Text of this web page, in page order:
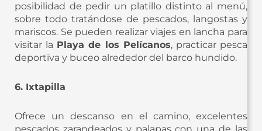
posibilidad de pedir un platillo distinto al menú,
sobre todo tratándose de pescados, langostas y
mariscos. Se pueden realizar viajes en lancha para
visitar la Playa de los Pelícanos, practicar pesca
deportiva y buceo alrededor del barco hundido.
6. Ixtapilla
Ofrece un descanso en el camino, excelentes